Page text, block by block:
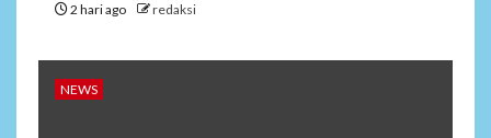
2 hari ago redaksi
NEWS